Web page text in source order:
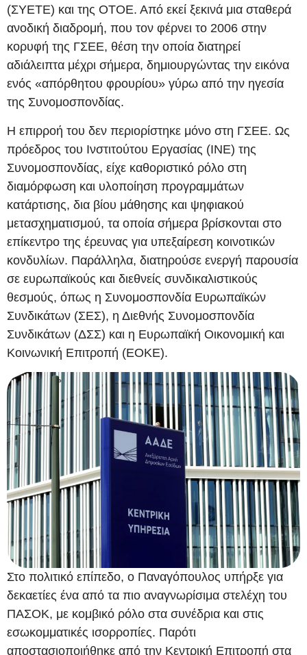
(ΣΥΕΤΕ) και της ΟΤΟΕ. Από εκεί ξεκινά μια σταθερά
ανοδική διαδρομή, που τον φέρνει το 2006 στην
κορυφή της ΓΣΕΕ, θέση την οποία διατηρεί
αδιάλειπτα μέχρι σήμερα, δημιουργώντας την εικόνα
ενός «απόρθητου φρουρίου» γύρω από την ηγεσία
της Συνομοσπονδίας.
Η επιρροή του δεν περιορίστηκε μόνο στη ΓΣΕΕ. Ως
πρόεδρος του Ινστιτούτου Εργασίας (ΙΝΕ) της
Συνομοσπονδίας, είχε καθοριστικό ρόλο στη
διαμόρφωση και υλοποίηση προγραμμάτων
κατάρτισης, δια βίου μάθησης και ψηφιακού
μετασχηματισμού, τα οποία σήμερα βρίσκονται στο
επίκεντρο της έρευνας για υπεξαίρεση κοινοτικών
κονδυλίων. Παράλληλα, διατηρούσε ενεργή παρουσία
σε ευρωπαϊκούς και διεθνείς συνδικαλιστικούς
θεσμούς, όπως η Συνομοσπονδία Ευρωπαϊκών
Συνδικάτων (ΣΕΣ), η Διεθνής Συνομοσπονδία
Συνδικάτων (ΔΣΣ) και η Ευρωπαϊκή Οικονομική και
Κοινωνική Επιτροπή (ΕΟΚΕ).
Στο πολιτικό επίπεδο, ο Παναγόπουλος υπήρξε για
δεκαετίες ένα από τα πιο αναγνωρίσιμα στελέχη του
ΠΑΣΟΚ, με κομβικό ρόλο στα συνέδρια και στις
εσωκομματικές ισορροπίες. Παρότι
αποστασιοποιήθηκε από την Κεντρική Επιτροπή στα